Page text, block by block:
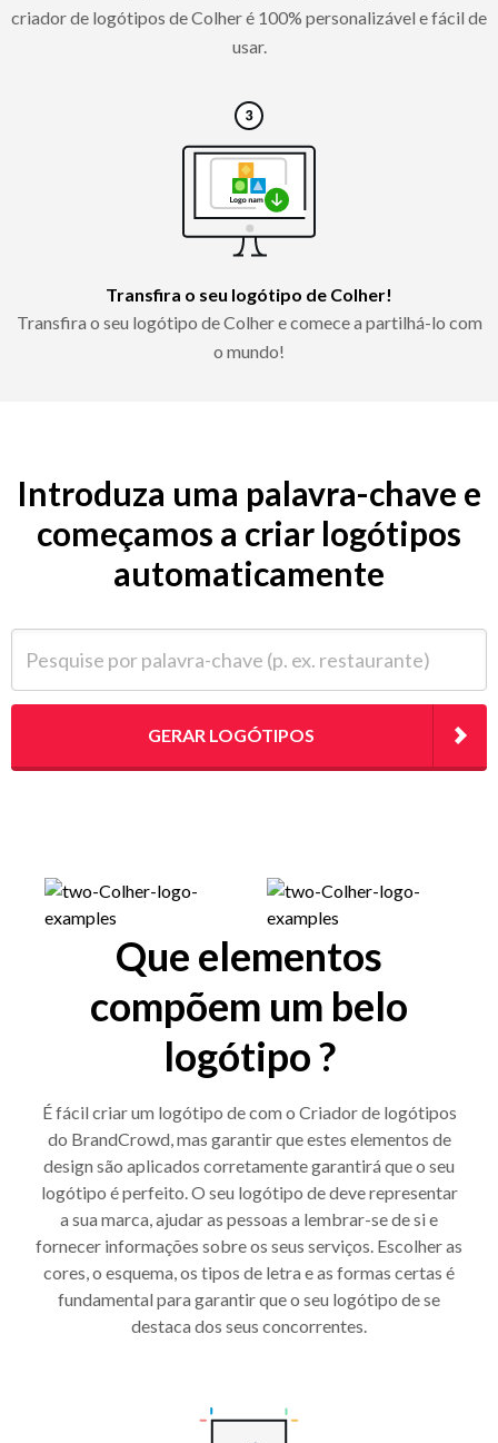
criador de logótipos de Colher é 100% personalizável e fácil de
usar.
Transfira o seu logótipo de Colher!
Transfira o seu logótipo de Colher e comece a partilhá-lo com
o mundo!
Introduza uma palavra-chave e
começamos a criar logótipos
automaticamente
GERAR LOGÓTIPOS
Que elementos
compõem um belo
logótipo ?
É fácil criar um logótipo de com o Criador de logótipos
do BrandCrowd, mas garantir que estes elementos de
design são aplicados corretamente garantirá que o seu
logótipo é perfeito. O seu logótipo de deve representar
a sua marca, ajudar as pessoas a lembrar-se de si e
fornecer informações sobre os seus serviços. Escolher as
cores, o esquema, os tipos de letra e as formas certas é
fundamental para garantir que o seu logótipo de se
destaca dos seus concorrentes.